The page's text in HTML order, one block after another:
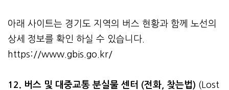
아래 사이트는 경기도 지역의 버스 현황과 함께 노선의
상세 정보를 확인 하실 수 있습니다.
https://www.gbis.go.kr/
12. 버스 및 대중교통 분실물 센터 (전화, 찾는법) (Lost